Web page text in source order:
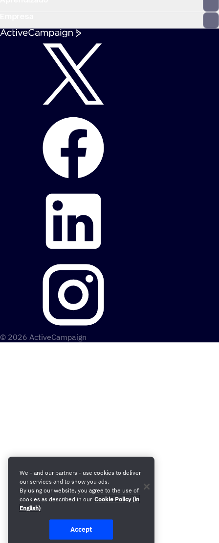
© 2026 ActiveCampaign
We - and our partners - use cookies to deliver
our services and to show you ads.
By using our website, you agree to the use of
cookies as described in our Cookie Policy (in
English)
Accept